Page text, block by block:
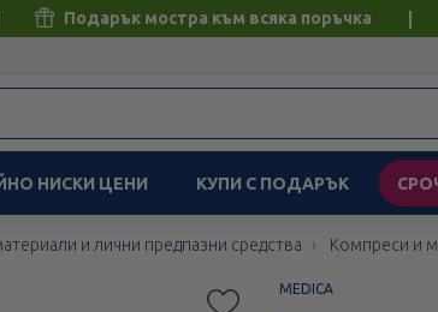
Подарък мостра към всяка поръчка
НИСКИ ЦЕНИ КУПИ С ПОДАРЪК
и лични предпазни средства Компреси и
MEDICA